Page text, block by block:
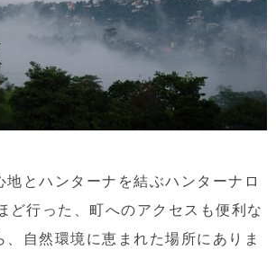
地とハンターナを結ぶハンターナロ
ど行った、町へのアクセスも便利な
自然環境に恵まれた場所にありま